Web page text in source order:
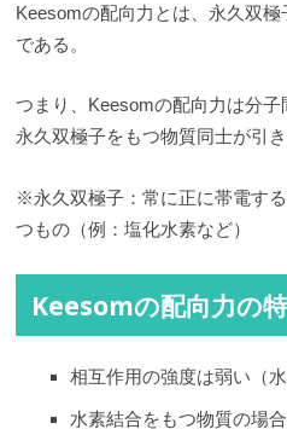
Keesomの配向力とは、永久双
である。
つまり、Keesomの配向力は分子
永久双極子をもつ物質同士が引
※永久双極子：常に正に帯電す
つもの（例：塩化水素など）
Keesomの配向力の
相互作用の強度は弱い（水
水素結合をもつ物質の場